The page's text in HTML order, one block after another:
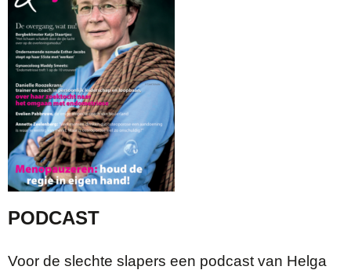
PODCAST
Voor de slechte slapers een podcast van Helga